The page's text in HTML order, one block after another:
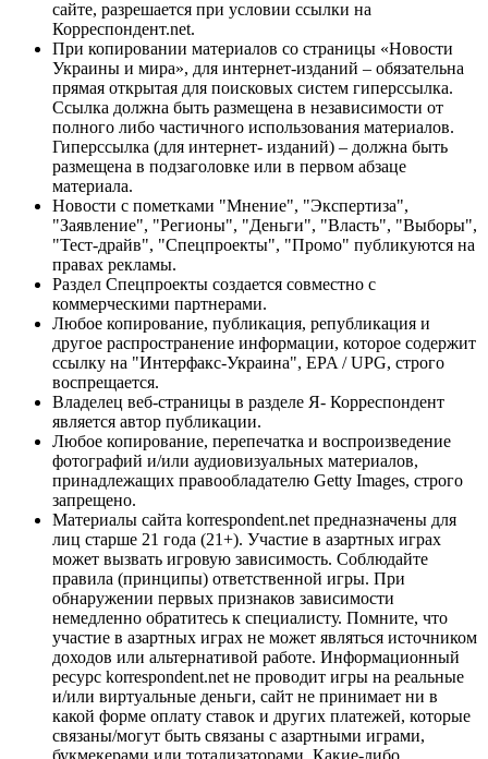
сайте, разрешается при условии ссылки на
Корреспондент.net.
При копировании материалов со страницы «Новости
Украины и мира», для интернет-изданий – обязательна
прямая открытая для поисковых систем гиперссылка.
Ссылка должна быть размещена в независимости от
полного либо частичного использования материалов.
Гиперссылка (для интернет- изданий) – должна быть
размещена в подзаголовке или в первом абзаце
материала.
Новости с пометками "Мнение", "Экспертиза",
"Заявление", "Регионы", "Деньги", "Власть", "Выборы",
"Тест-драйв", "Спецпроекты", "Промо" публикуются на
правах рекламы.
Раздел Спецпроекты создается совместно с
коммерческими партнерами.
Любое копирование, публикация, републикация и
другое распространение информации, которое содержит
ссылку на "Интерфакс-Украина", EPA / UPG, строго
воспрещается.
Владелец веб-страницы в разделе Я- Корреспондент
является автор публикации.
Любое копирование, перепечатка и воспроизведение
фотографий и/или аудиовизуальных материалов,
принадлежащих правообладателю Getty Images, строго
запрещено.
Материалы сайта korrespondent.net предназначены для
лиц старше 21 года (21+). Участие в азартных играх
может вызвать игровую зависимость. Соблюдайте
правила (принципы) ответственной игры. При
обнаружении первых признаков зависимости
немедленно обратитесь к специалисту. Помните, что
участие в азартных играх не может являться источником
доходов или альтернативой работе. Информационный
ресурс korrespondent.net не проводит игры на реальные
и/или виртуальные деньги, сайт не принимает ни в
какой форме оплату ставок и других платежей, которые
связаны/могут быть связаны с азартными играми,
букмекерами или тотализаторами. Какие-либо